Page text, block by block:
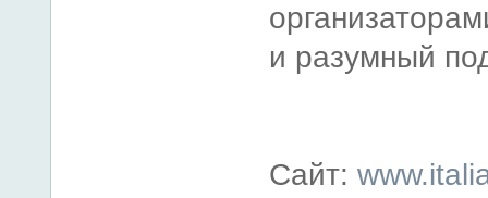
и разумный
Сайт: